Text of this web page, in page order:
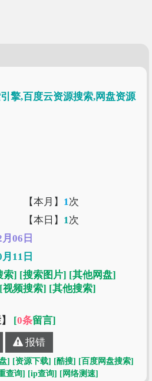
擎,百度云资源搜索,网盘资源
【本月】 1次
【本日】 1次
06日
11日
索] [搜索图片] [其他网盘]
[视频搜索] [其他搜索]
[0条留言]
报错
] [资源下载] [酷搜] [百度网盘搜索]
查询] [ip查询] [网络测速]